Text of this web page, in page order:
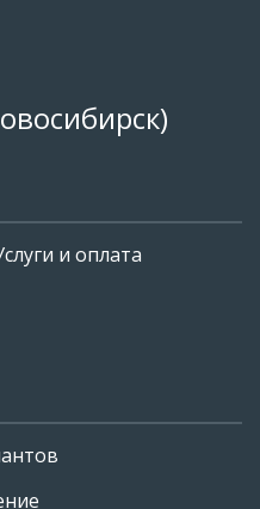
и оплата